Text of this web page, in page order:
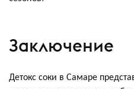
Заключение
Детокс соки в Самаре